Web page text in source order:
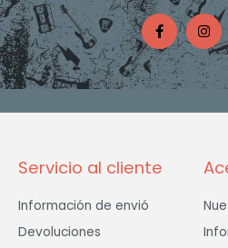
F
a
c
e
b
o
o
I
n
s
t
a
g
r
Servicio al cliente
Información de envió
Devoluciones